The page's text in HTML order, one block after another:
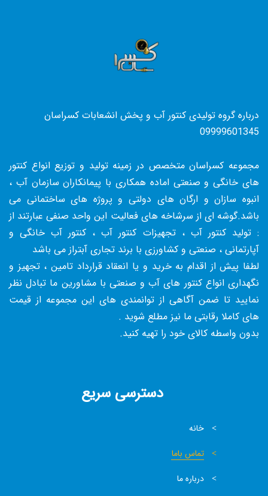
درباره گروه تولیدی کنتور آب و پخش انشعابات کسراسان
09999601345
مجموعه کسراسان متخصص در زمینه تولید و توزیع انواع کنتور
های خانگی و صنعتی اماده همکاری با پیمانکاران سازمان آب ،
انبوه سازان و ارگان های دولتی و پروژه های ساختمانی می
باشد.گوشه ای از سرشاخه های فعالیت این واحد صنفی عبارتند از
: تولید کنتور آب ، تجهیزات کنتور آب ، کنتور آب خانگی و
آپارتمانی ، صنعتی و کشاورزی با برند تجاری آبتراز می باشد
لطفا پیش از اقدام به خرید و یا انعقاد قرارداد تامین ، تجهیز و
نگهداری انواع کنتور های آب و صنعتی با مشاورین ما تبادل نظر
نمایید تا ضمن آگاهی از توانمندی های این مجموعه از قیمت
های کاملا رقابتی ما نیز مطلع شوید .
بدون واسطه کالای خود را تهیه کنید.
دسترسی سریع
خانه
تماس باما
درباره ما